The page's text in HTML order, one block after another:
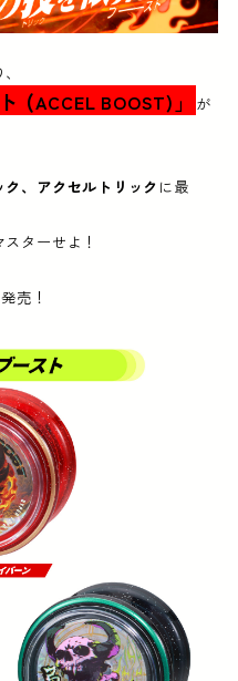
(ACCEL BOOST) 」
が
、アクセルトリック に最
ターせよ！​
発売！